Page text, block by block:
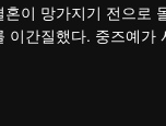
이 망가지기 전으
간질했다. 중즈예
신을 하자, 그때 중